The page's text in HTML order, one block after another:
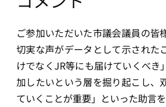
ご参加いただいた市議会議員の皆
切実な声がデータとして示された
けでなくJR等にも届けていくべき
加したいという層を掘り起こし、
ていくことが重要」といった助言